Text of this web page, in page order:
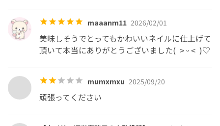
maaanm11 2026/02/01
美味しそうでとってもかわいいネイルに仕上げて
頂いて本当にありがとうございました(  ˃ ᵕ ˂  )♡
mumxmxu 2025/09/20
頑張ってください